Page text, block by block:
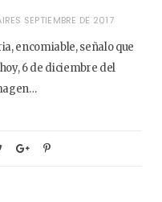
SEPTIEMBRE DE 2017
encomiable, señalo que
6 de diciembre del